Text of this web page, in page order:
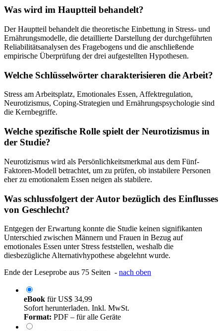
Was wird im Hauptteil behandelt?
Der Hauptteil behandelt die theoretische Einbettung in Stress- und
Ernährungsmodelle, die detaillierte Darstellung der durchgeführten
Reliabilitätsanalysen des Fragebogens und die anschließende
empirische Überprüfung der drei aufgestellten Hypothesen.
Welche Schlüsselwörter charakterisieren die Arbeit?
Stress am Arbeitsplatz, Emotionales Essen, Affektregulation,
Neurotizismus, Coping-Strategien und Ernährungspsychologie sind
die Kernbegriffe.
Welche spezifische Rolle spielt der Neurotizismus in
der Studie?
Neurotizismus wird als Persönlichkeitsmerkmal aus dem Fünf-
Faktoren-Modell betrachtet, um zu prüfen, ob instabilere Personen
eher zu emotionalem Essen neigen als stabilere.
Was schlussfolgert der Autor bezüglich des Einflusses
von Geschlecht?
Entgegen der Erwartung konnte die Studie keinen signifikanten
Unterschied zwischen Männern und Frauen in Bezug auf
emotionales Essen unter Stress feststellen, weshalb die
diesbezügliche Alternativhypothese abgelehnt wurde.
Ende der Leseprobe aus 75 Seiten - nach oben
eBook fürUS$ 34,99
Sofort herunterladen. Inkl. MwSt.
Format: PDF – für alle Geräte